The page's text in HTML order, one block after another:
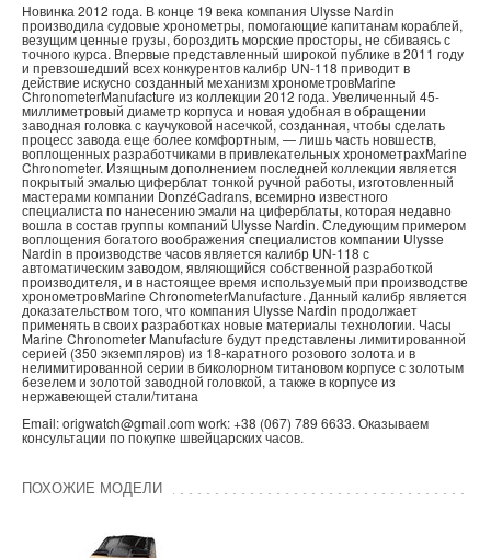
Новинка 2012 года. В конце 19 века компания Ulysse Nardin
производила судовые хронометры, помогающие капитанам кораблей,
везущим ценные грузы, бороздить морские просторы, не сбиваясь с
точного курса. Впервые представленный широкой публике в 2011 году
и превзошедший всех конкурентов калибр UN-118 приводит в
действие искусно созданный механизм хронометровMarine
ChronometerManufacture из коллекции 2012 года. Увеличенный 45-
миллиметровый диаметр корпуса и новая удобная в обращении
заводная головка с каучуковой насечкой, созданная, чтобы сделать
процесс завода еще более комфортным, — лишь часть новшеств,
воплощенных разработчиками в привлекательных хронометрахMarine
Chronometer. Изящным дополнением последней коллекции является
покрытый эмалью циферблат тонкой ручной работы, изготовленный
мастерами компании DonzéCadrans, всемирно известного
специалиста по нанесению эмали на циферблаты, которая недавно
вошла в состав группы компаний Ulysse Nardin. Следующим примером
воплощения богатого воображения специалистов компании Ulysse
Nardin в производстве часов является калибр UN-118 с
автоматическим заводом, являющийся собственной разработкой
производителя, и в настоящее время используемый при производстве
хронометровMarine ChronometerManufacture. Данный калибр является
доказательством того, что компания Ulysse Nardin продолжает
применять в своих разработках новые материалы технологии. Часы
Marine Chronometer Manufacture будут представлены лимитированной
серией (350 экземпляров) из 18-каратного розового золота и в
нелимитированной серии в биколорном титановом корпусе с золотым
безелем и золотой заводной головкой, а также в корпусе из
нержавеющей стали/титана
Email: origwatch@gmail.com work: +38 (067) 789 6633. Оказываем
консультации по покупке швейцарских часов.
ПОХОЖИЕ МОДЕЛИ